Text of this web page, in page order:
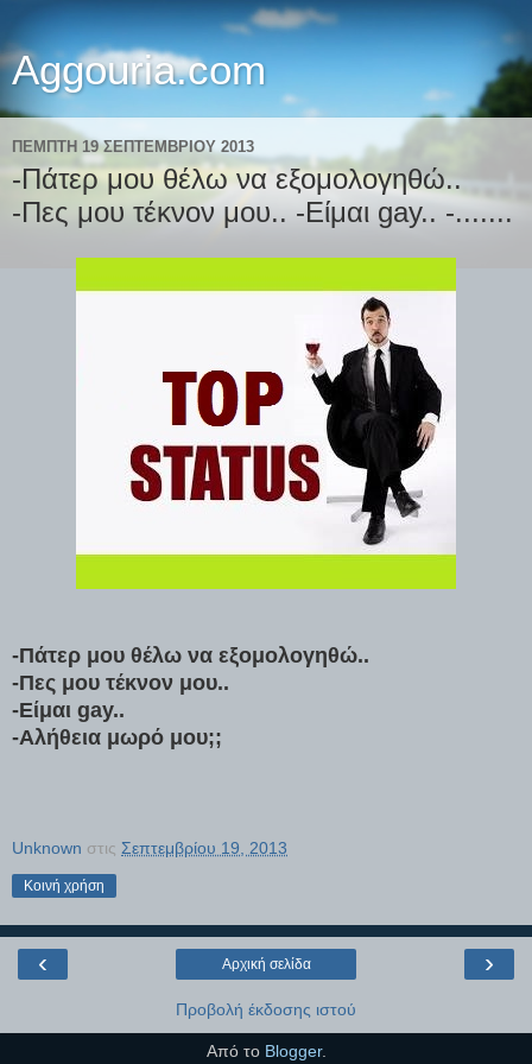
Aggouria.com
ΠΈΜΠΤΗ 19 ΣΕΠΤΕΜΒΡΊΟΥ 2013
-Πάτερ μου θέλω να εξομολογηθώ..
-Πες μου τέκνον μου.. -Είμαι gay.. -.......
-Πάτερ μου θέλω να εξομολογηθώ..
-Πες μου τέκνον μου..
-Είμαι gay..
-Αλήθεια μωρό μου;;
Unknown στις Σεπτεμβρίου 19, 2013
Κοινή χρήση
‹ ›
Αρχική σελίδα
Προβολή έκδοσης ιστού
Από το Blogger.